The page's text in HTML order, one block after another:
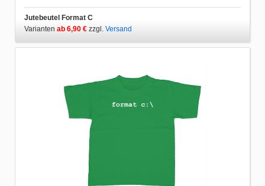
Jutebeutel Format C
Varianten ab 6,90 € zzgl. Versand